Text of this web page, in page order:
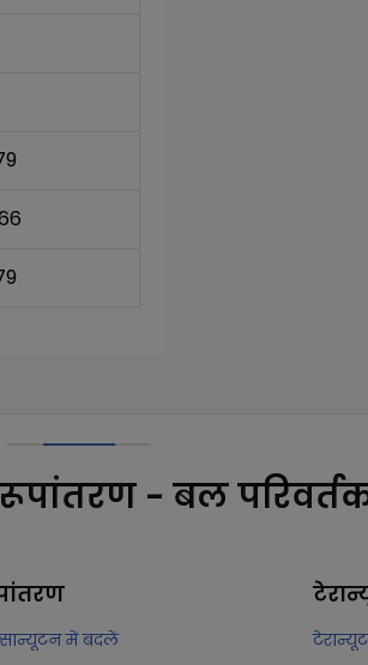
- बल
में बदलें